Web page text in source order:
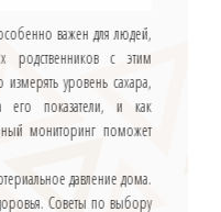
важен для людей,
родственников с этим
измерять уровень сахара,
его показатели, и как
мониторинг поможет
давление дома.
Советы по выбору